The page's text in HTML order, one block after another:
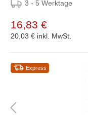
3 - 5 Werktage
16,83 €
20,03 € inkl. MwSt.
Express